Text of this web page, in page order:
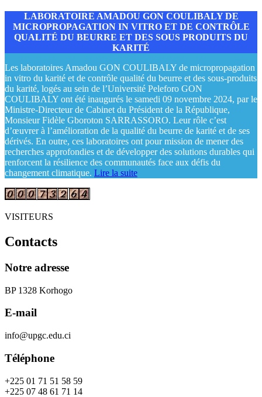
LABORATOIRE AMADOU GON COULIBALY DE
MICROPROPAGATION IN VITRO ET DE CONTRÔLE
QUALITÉ DU BEURRE ET DES SOUS PRODUITS DU
KARITÉ
Les laboratoires Amadou GON COULIBALY de micropropagation
in vitro du karité et de contrôle qualité du beurre et des sous-produits
du karité, logés au sein de l’Université Peleforo GON
COULIBALY ont été inaugurés le samedi 09 novembre 2024, par le
Ministre-Directeur de Cabinet du Président de la République,
Monsieur Fidèle Gboroton SARRASSORO. Leur rôle c’est
d’œuvrer à l’amélioration de la qualité du beurre de karité et de ses
dérivés. En outre, ces laboratoires ont pour mission de mener des
recherches approfondies et de développer des solutions durables qui
renforcent la résilience des communautés face aux défis du
changement climatique. Lire la suite
VISITEURS
Contacts
Notre adresse
BP 1328 Korhogo
E-mail
info@upgc.edu.ci
Téléphone
+225 01 71 51 58 59
+225 07 48 61 71 14